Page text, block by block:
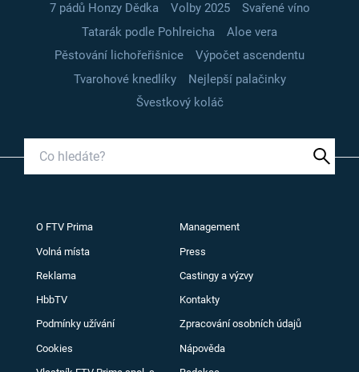
7 pádů Honzy Dědka
Volby 2025
Svařené víno
Tatarák podle Pohlreicha
Aloe vera
Pěstování lichořeřišnice
Výpočet ascendentu
Tvarohové knedlíky
Nejlepší palačinky
Švestkový koláč
O FTV Prima Management
Volná místa Press
Reklama Castingy a výzvy
HbbTV Kontakty
Podmínky užívání Zpracování osobních údajů
Cookies Nápověda